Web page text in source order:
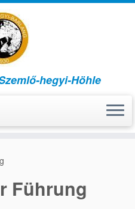
hegyi-Höhle
Führung